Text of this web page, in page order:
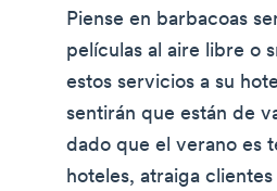
Piense en barbacoas
películas al aire libre o
estos servicios a su
sentirán que están de
dado que el verano es
hoteles, atraiga